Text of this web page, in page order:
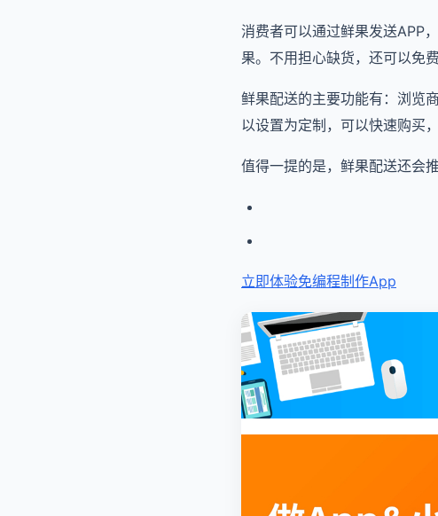
消费者可以通过鲜果发送APP
果。不用担心缺货，还可以免
鲜果配送的主要功能有：浏览
以设置为定制，可以快速购买，
值得一提的是，鲜果配送还会
立即体验免编程制作App